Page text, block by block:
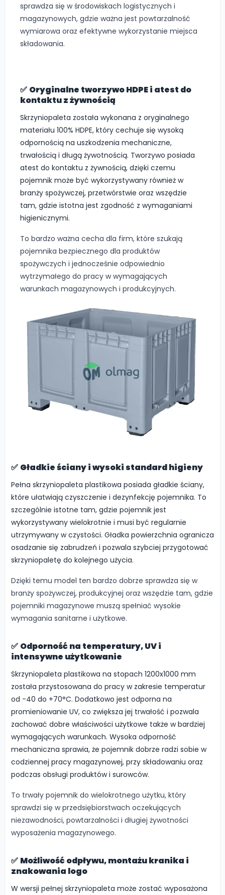
sprawdza się w środowiskach logistycznych i
magazynowych, gdzie ważna jest powtarzalność
wymiarowa oraz efektywne wykorzystanie miejsca
składowania.
✅ Oryginalne tworzywo HDPE i atest do
kontaktu z żywnością
Skrzyniopaleta została wykonana z oryginalnego
materiału 100% HDPE, który cechuje się wysoką
odpornością na uszkodzenia mechaniczne,
trwałością i długą żywotnością. Tworzywo posiada
atest do kontaktu z żywnością, dzięki czemu
pojemnik może być wykorzystywany również w
branży spożywczej, przetwórstwie oraz wszędzie
tam, gdzie istotna jest zgodność z wymaganiami
higienicznymi.
To bardzo ważna cecha dla firm, które szukają
pojemnika bezpiecznego dla produktów
spożywczych i jednocześnie odpowiednio
wytrzymałego do pracy w wymagających
warunkach magazynowych i produkcyjnych.
✅ Gładkie ściany i wysoki standard higieny
Pełna skrzyniopaleta plastikowa posiada gładkie ściany,
które ułatwiają czyszczenie i dezynfekcję pojemnika. To
szczególnie istotne tam, gdzie pojemnik jest
wykorzystywany wielokrotnie i musi być regularnie
utrzymywany w czystości. Gładka powierzchnia ogranicza
osadzanie się zabrudzeń i pozwala szybciej przygotować
skrzyniopaletę do kolejnego użycia.
Dzięki temu model ten bardzo dobrze sprawdza się w
branży spożywczej, produkcyjnej oraz wszędzie tam, gdzie
pojemniki magazynowe muszą spełniać wysokie
wymagania sanitarne i użytkowe.
✅ Odporność na temperatury, UV i
intensywne użytkowanie
Skrzyniopaleta plastikowa na stopach 1200x1000 mm
została przystosowana do pracy w zakresie temperatur
od -40 do +70°C. Dodatkowo jest odporna na
promieniowanie UV, co zwiększa jej trwałość i pozwala
zachować dobre właściwości użytkowe także w bardziej
wymagających warunkach. Wysoka odporność
mechaniczna sprawia, że pojemnik dobrze radzi sobie w
codziennej pracy magazynowej, przy składowaniu oraz
podczas obsługi produktów i surowców.
To trwały pojemnik do wielokrotnego użytku, który
sprawdzi się w przedsiębiorstwach oczekujących
niezawodności, powtarzalności i długiej żywotności
wyposażenia magazynowego.
✅ Możliwość odpływu, montażu kranika i
znakowania logo
W wersji pełnej skrzyniopaleta może zostać wyposażona